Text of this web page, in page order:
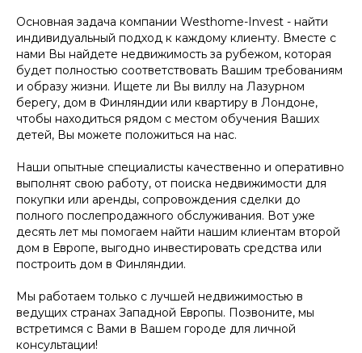
Основная задача компании Westhome-Invest - найти
индивидуальный подход к каждому клиенту. Вместе с
нами Вы найдете недвижимость за рубежом, которая
будет полностью соответствовать Вашим требованиям
и образу жизни. Ищете ли Вы виллу на Лазурном
берегу, дом в Финляндии или квартиру в Лондоне,
чтобы находиться рядом с местом обучения Ваших
детей, Вы можете положиться на нас.
Наши опытные специалисты качественно и оперативно
выполнят свою работу, от поиска недвижимости для
покупки или аренды, сопровождения сделки до
полного послепродажного обслуживания. Вот уже
десять лет мы помогаем найти нашим клиентам второй
дом в Европе, выгодно инвестировать средства или
построить дом в Финляндии.
Мы работаем только с лучшей недвижимостью в
ведущих странах Западной Европы. Позвоните, мы
встретимся с Вами в Вашем городе для личной
консультации!